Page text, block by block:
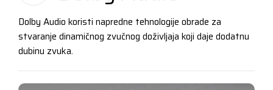
Dolby Audio koristi napredne tehnologije obrade za
stvaranje dinamičnog zvučnog doživljaja koji daje dodatnu
dubinu zvuka.